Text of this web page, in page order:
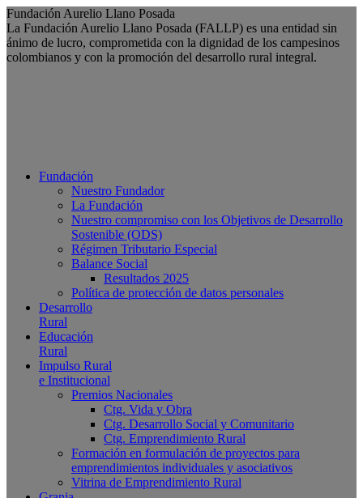
Saltar
al
contenido
Fundación Aurelio Llano Posada
La Fundación Aurelio Llano Posada (FALLP) es una entidad sin
ánimo de lucro, comprometida con la dignidad de los campesinos
colombianos y con la promoción del desarrollo rural integral.
Fundación
Nuestro Fundador
La Fundación
Nuestro compromiso con los Objetivos de Desarrollo
Sostenible (ODS)
Régimen Tributario Especial
Balance Social
Resultados 2025
Política de protección de datos personales
Desarrollo
Rural
Educación
Rural
Impulso Rural
e Institucional
Premios Nacionales
Ctg. Vida y Obra
Ctg. Desarrollo Social y Comunitario
Ctg. Emprendimiento Rural
Formación en formulación de proyectos para
emprendimientos individuales y asociativos
Vitrina de Emprendimiento Rural